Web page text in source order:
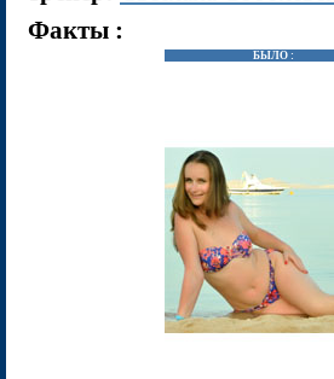
Факты :
БЫЛО :